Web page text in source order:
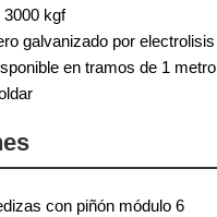
3000 kgf
galvanizado por electrolisis
en tramos de 1 metro
con piñón módulo 6